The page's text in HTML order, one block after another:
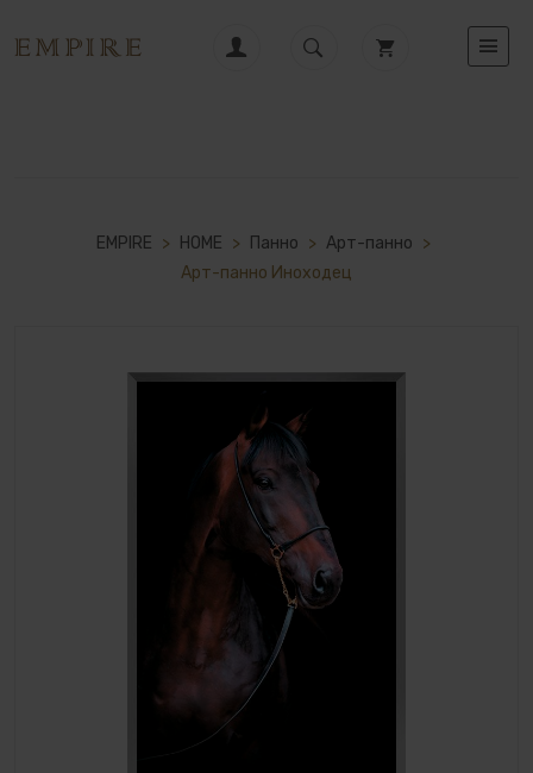
EMPIRE > HOME > Панно > Арт-панно >
Арт-панно Иноходец